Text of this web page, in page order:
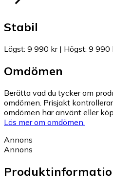
Stabil
Lägst: 9 990 kr| Högst: 9 990
Omdömen
Berätta vad du tycker om
omdömen. Prisjakt
omdömen har använt eller
Läs mer om omdömen.
Annons
Annons